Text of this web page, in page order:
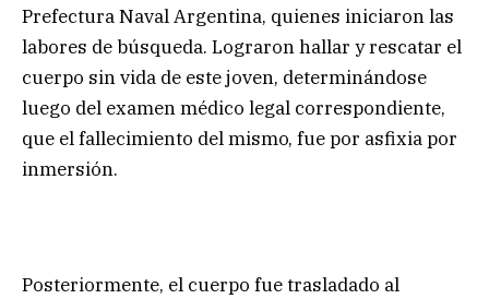
Prefectura Naval Argentina, quienes iniciaron las
labores de búsqueda. Lograron hallar y rescatar el
cuerpo sin vida de este joven, determinándose
luego del examen médico legal correspondiente,
que el fallecimiento del mismo, fue por asfixia por
inmersión.
Posteriormente, el cuerpo fue trasladado al